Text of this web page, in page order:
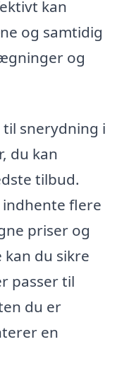
kan
og samtidig
og
snerydning i
du kan
tilbud.
flere
priser og
du sikre
passer til
du er
en